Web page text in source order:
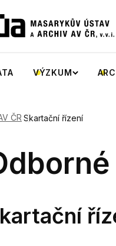
VÝZKUM
ČR Skartační řízení